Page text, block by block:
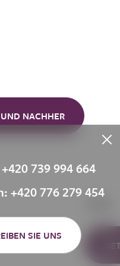
NACHHER
739 994 664
+420 776 279 454
SIE UNS